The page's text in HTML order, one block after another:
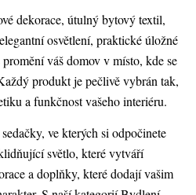
dekorace, útulný bytový textil,
osvětlení, praktické úložné
váš domov v místo, kde se
produkt je pečlivě vybrán tak,
a funkčnost vašeho interiéru.
ve kterých si odpočinete
světlo, které vytváří
a doplňky, které dodají vašim